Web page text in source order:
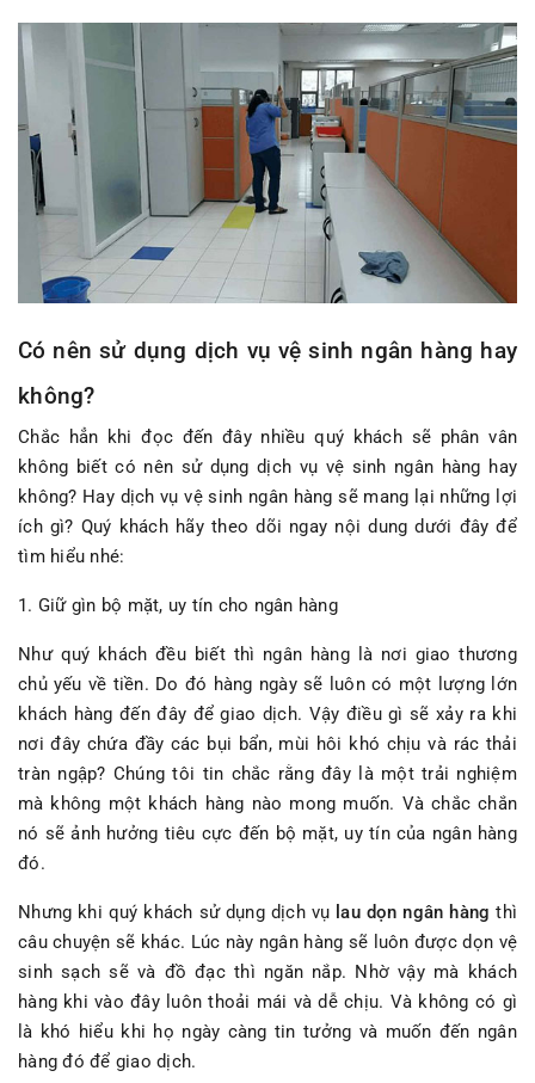
Có nên sử dụng dịch vụ vệ sinh ngân hàng hay
không?
Chắc hẳn khi đọc đến đây nhiều quý khách sẽ phân vân
không biết có nên sử dụng dịch vụ vệ sinh ngân hàng hay
không? Hay dịch vụ vệ sinh ngân hàng sẽ mang lại những lợi
ích gì? Quý khách hãy theo dõi ngay nội dung dưới đây để
tìm hiểu nhé:
1. Giữ gìn bộ mặt, uy tín cho ngân hàng
Như quý khách đều biết thì ngân hàng là nơi giao thương
chủ yếu về tiền. Do đó hàng ngày sẽ luôn có một lượng lớn
khách hàng đến đây để giao dịch. Vậy điều gì sẽ xảy ra khi
nơi đây chứa đầy các bụi bẩn, mùi hôi khó chịu và rác thải
tràn ngập? Chúng tôi tin chắc rằng đây là một trải nghiệm
mà không một khách hàng nào mong muốn. Và chắc chắn
nó sẽ ảnh hưởng tiêu cực đến bộ mặt, uy tín của ngân hàng
đó.
Nhưng khi quý khách sử dụng dịch vụ lau dọn ngân hàng thì
câu chuyện sẽ khác. Lúc này ngân hàng sẽ luôn được dọn vệ
sinh sạch sẽ và đồ đạc thì ngăn nắp. Nhờ vậy mà khách
hàng khi vào đây luôn thoải mái và dễ chịu. Và không có gì
là khó hiểu khi họ ngày càng tin tưởng và muốn đến ngân
hàng đó để giao dịch.